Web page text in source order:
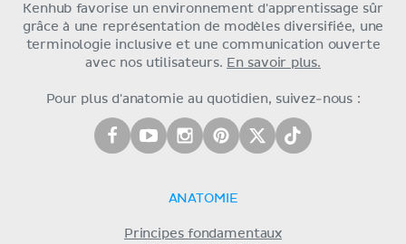
Kenhub favorise un environnement d'apprentissage sûr
grâce à une représentation de modèles diversifiée, une
terminologie inclusive et une communication ouverte
avec nos utilisateurs. En savoir plus.
Pour plus d'anatomie au quotidien, suivez-nous :
ANATOMIE
Principes fondamentaux